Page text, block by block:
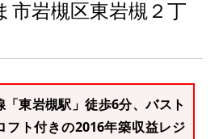
市岩槻区東岩槻２丁
「東岩槻駅」徒歩6分、バスト
フト付きの2016年築収益レジ